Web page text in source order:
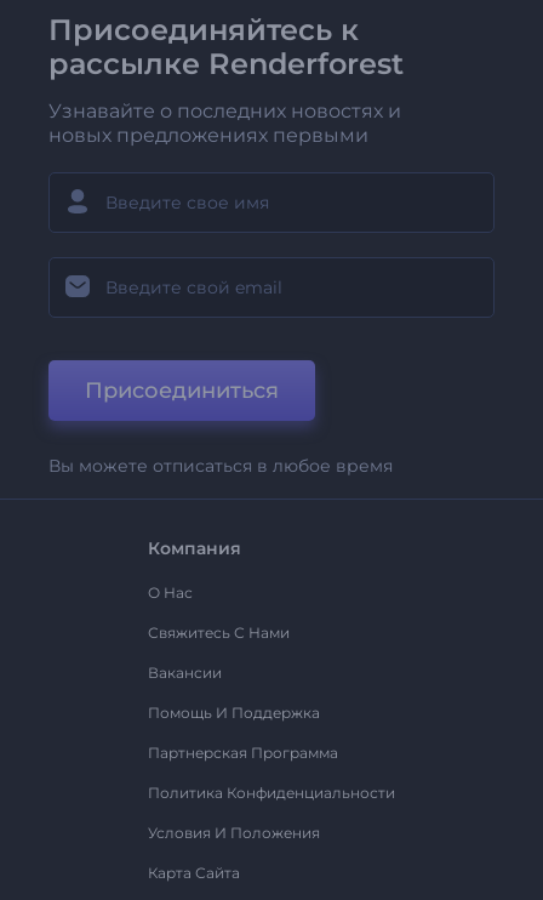
Присоединяйтесь к
рассылке Renderforest
Узнавайте о последних новостях и
новых предложениях первыми
Присоединиться
Вы можете отписаться в любое время
Компания
О Нас
Свяжитесь С Нами
Вакансии
Помощь И Поддержка
Партнерская Программа
Политика Конфиденциальности
Условия И Положения
Карта Сайта